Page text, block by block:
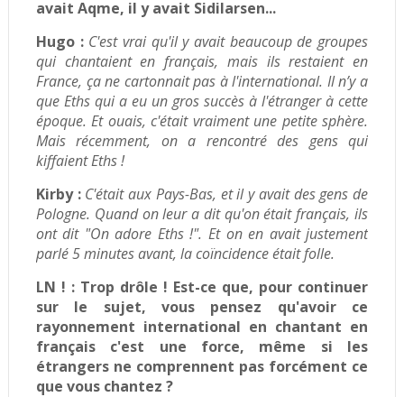
avait Aqme, il y avait Sidilarsen...
Hugo : C'est vrai qu'il y avait beaucoup de groupes
qui chantaient en français, mais ils restaient en
France, ça ne cartonnait pas à l'international. Il n’y a
que Eths qui a eu un gros succès à l'étranger à cette
époque. Et ouais, c'était vraiment une petite sphère.
Mais récemment, on a rencontré des gens qui
kiffaient Eths !
Kirby : C'était aux Pays-Bas, et il y avait des gens de
Pologne. Quand on leur a dit qu'on était français, ils
ont dit "On adore Eths !". Et on en avait justement
parlé 5 minutes avant, la coïncidence était folle.
LN ! : Trop drôle ! Est-ce que, pour continuer
sur le sujet, vous pensez qu'avoir ce
rayonnement international en chantant en
français c'est une force, même si les
étrangers ne comprennent pas forcément ce
que vous chantez ?